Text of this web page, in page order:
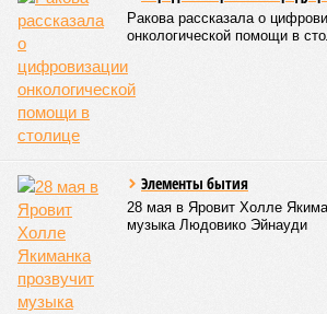
В общем, недаром события 1931-го
месте в списке самых смертоносных
когда-либо происходивших на планете.
пострадавших в тот год достигло 53 млн
погибших, по некоторым оценкам,
Впрочем, для Китая подобное не в
1887 года вода прорвала
как местность там довольно низменная,
встречал препятствий на своём пути,
целые города. Водой залило 130 тыс.
километров (а это больше территорий
Кировской областей), 2 млн человек
ещё столько же погибли в результате